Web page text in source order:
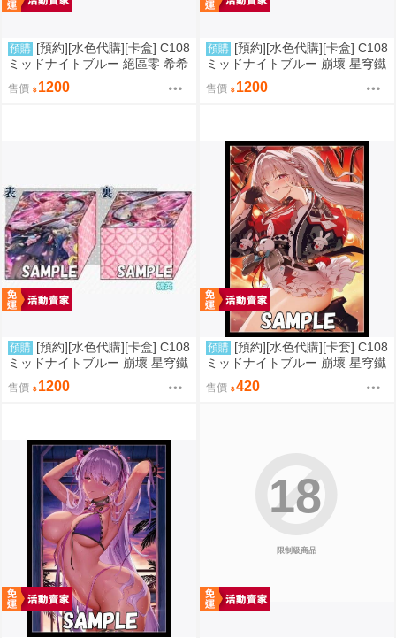
預購 [預約][水色代購][卡盒] C108
ミッドナイトブルー 絕區零 希希
售價 1200
預購 [預約][水色代購][卡盒] C108
ミッドナイトブルー 崩壞 星穹鐵
道 銀狼
售價 1200
預購 [預約][水色代購][卡盒] C108
ミッドナイトブルー 崩壞 星穹鐵
道 緋英
售價 1200
預購 [預約][水色代購][卡套] C108
ミッドナイトブルー 崩壞 星穹鐵
道 火花
售價 420
限制級商品
18